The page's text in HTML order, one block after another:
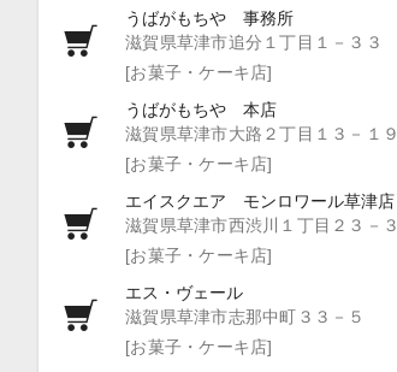
うばがもちや 事務所
滋賀県草津市追分１丁目１－３３
[お菓子・ケーキ店]
うばがもちや 本店
滋賀県草津市大路２丁目１３－１９
[お菓子・ケーキ店]
エイスクエア モンロワール草津店
滋賀県草津市西渋川１丁目２３－３
[お菓子・ケーキ店]
エス・ヴェール
滋賀県草津市志那中町３３－５
[お菓子・ケーキ店]